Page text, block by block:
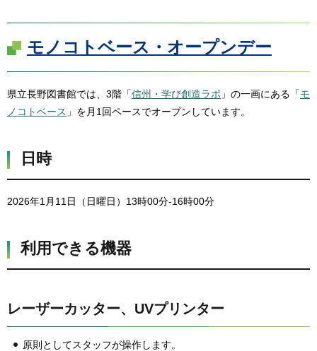
モノコトベース・オープンデー
県立長野図書館では、3階「信州・学び創造ラボ 」の一画にある「モ
ノコトベース 」を月1回ペースでオープンしています。
日時
2026年1月11日（日曜日）13時00分-16時00分
利用できる機器
レーザーカッター、UVプリンター
原則としてスタッフが操作します。